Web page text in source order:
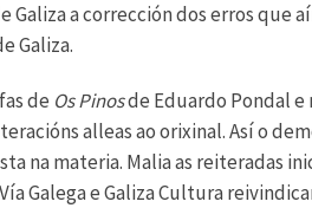
Galiza a corrección dos erros que
Galiza.
de Os Pinosde Eduardo Pondal e
alleas ao orixinal. Así o
na materia. Malia as reiteradas
Galega e Galiza Cultura